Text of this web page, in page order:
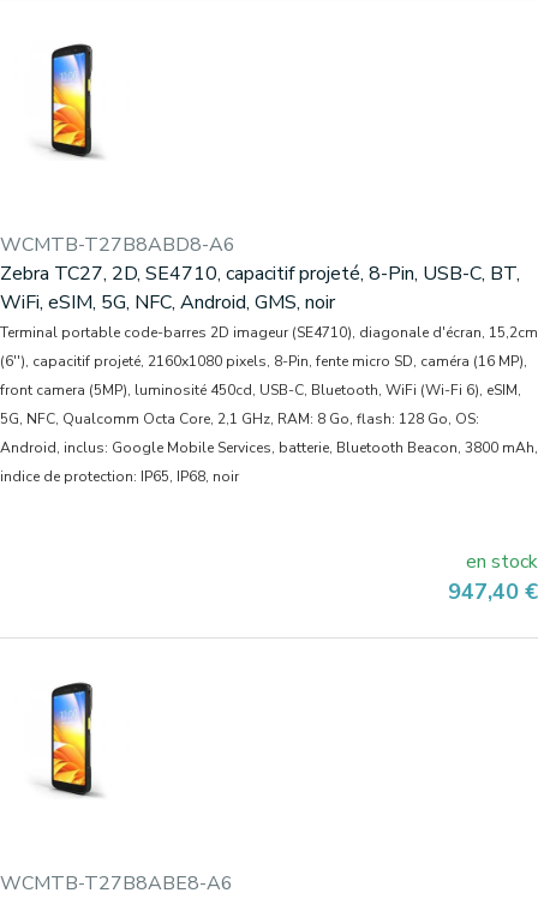
WCMTB-T27B8ABD8-A6
Zebra TC27, 2D, SE4710, capacitif projeté, 8-Pin, USB-C, BT,
WiFi, eSIM, 5G, NFC, Android, GMS, noir
Terminal portable code-barres 2D imageur (SE4710), diagonale d'écran, 15,2cm
(6''), capacitif projeté, 2160x1080 pixels, 8-Pin, fente micro SD, caméra (16 MP),
front camera (5MP), luminosité 450cd, USB-C, Bluetooth, WiFi (Wi-Fi 6), eSIM,
5G, NFC, Qualcomm Octa Core, 2,1 GHz, RAM: 8 Go, flash: 128 Go, OS:
Android, inclus: Google Mobile Services, batterie, Bluetooth Beacon, 3800 mAh,
indice de protection: IP65, IP68, noir
en stock
Prix
947,40 €
WCMTB-T27B8ABE8-A6